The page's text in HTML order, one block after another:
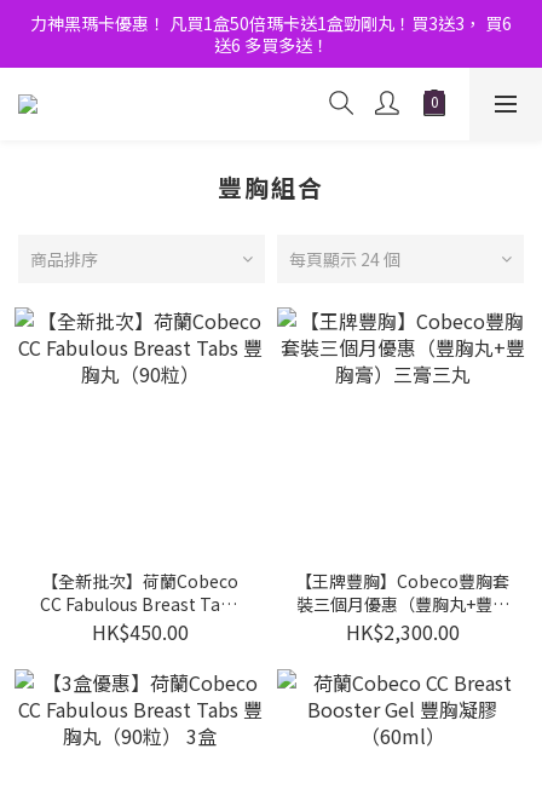
8月優惠Double賞！門市大人玩具節 ｜全店購物滿$600額外9折！
力神黑瑪卡優惠！ 凡買1盒50倍瑪卡送1盒勁剛丸！買3送3， 買6
送6 多買多送！
8月優惠Double賞！門市大人玩具節 ｜全店購物滿$600額外9折！
豐胸組合
商品排序 每頁顯示 24 個
【全新批次】荷蘭Cobeco
CC Fabulous Breast Tabs
豐胸丸（90粒）
HK$450.00
【王牌豐胸】Cobeco豐胸套
裝三個月優惠（豐胸丸+豐胸
膏）三膏三丸
HK$2,300.00